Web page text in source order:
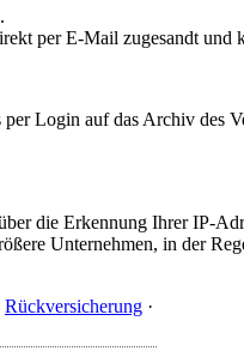
per E-Mail zugesandt und
Login auf das Archiv des
die Erkennung Ihrer IP-
Unternehmen, in der
Rückversicherung ·